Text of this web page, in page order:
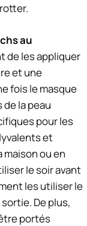
au
de les appliquer
et une
fois le masque
la peau
pour les
et
ou en
le soir avant
les utiliser le
De plus,
portés